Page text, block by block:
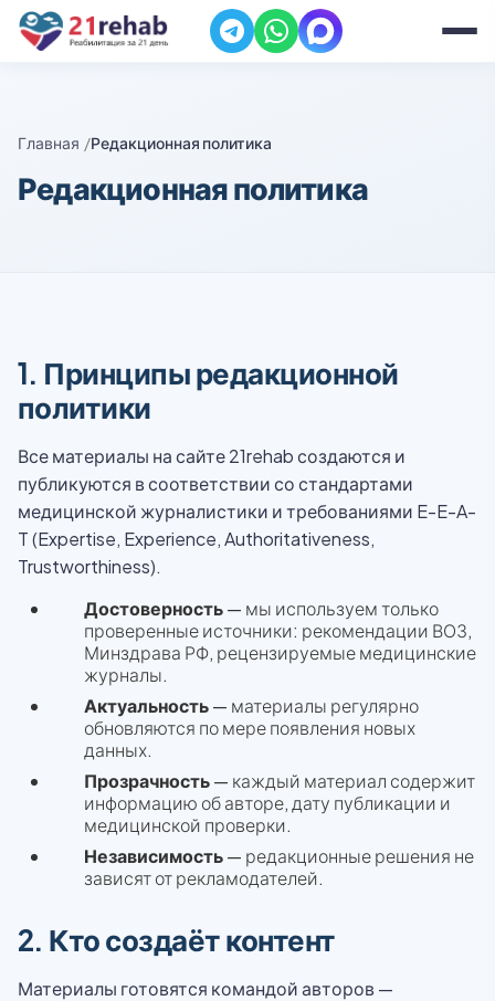
Главная Редакционная политика
Редакционная политика
1. Принципы редакционной
политики
Все материалы на сайте 21rehab создаются и
публикуются в соответствии со стандартами
медицинской журналистики и требованиями E-E-A-
T (Expertise, Experience, Authoritativeness,
Trustworthiness).
Достоверность— мы используем только
проверенные источники: рекомендации ВОЗ,
Минздрава РФ, рецензируемые медицинские
журналы.
Актуальность— материалы регулярно
обновляются по мере появления новых
данных.
Прозрачность— каждый материал содержит
информацию об авторе, дату публикации и
медицинской проверки.
Независимость— редакционные решения не
зависят от рекламодателей.
2. Кто создаёт контент
Материалы готовятся командой авторов —